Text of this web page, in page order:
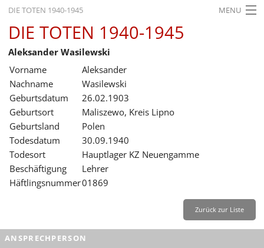
DIE TOTEN 1940-1945 MENU
STARTSEITE
AKTUELLES
AUSSTELLUNGEN
GESCHICHTE
BILDUNG
FORSCHUNG
SERVICE
Leichte Sprache
DIE TOTEN 1940-1945
Aleksander Wasilewski
Vorname
Aleksander
Nachname
Wasilewski
Geburtsdatum
26.02.1903
Geburtsort
Maliszewo, Kreis Lipno
Geburtsland
Polen
Todesdatum
30.09.1940
Todesort
Hauptlager KZ Neuengamme
Beschäftigung
Lehrer
Häftlingsnummer01869
Zurück zur Liste
ANSPRECHPERSON